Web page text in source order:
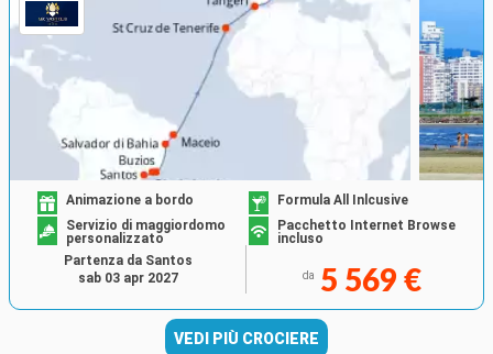
Animazione a bordo
Formula All Inlcusive
Servizio di maggiordomo
personalizzato
Pacchetto Internet Browse
incluso
da 5 569 €
Partenza da Santos
sab 03 apr 2027
VEDI PIÙ CROCIERE